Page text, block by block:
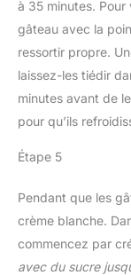
à 35 minutes. Pour
gâteau avec la
ressortir propre.
laissez-les tiédir
minutes avant de
pour qu’ils
Étape 5
Pendant que les
crème blanche.
commencez par
avec du sucre